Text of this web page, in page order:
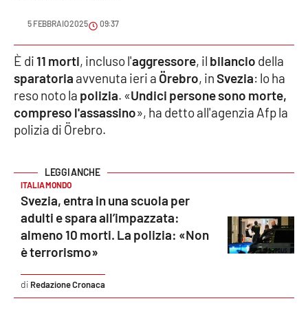
Meteo
Editoriali
VIDEO
Cronaca
Cultura
Economia e Lavoro
Politica
5 FEBBRAIO 2025 09:37
È di11 morti, incluso l'aggressore, il bilancio della
sparatoria avvenuta ieri a Örebro, inSvezia: lo ha
reso noto la polizia. «Undici persone sono morte,
compreso l'assassino», ha detto all'agenzia Afp la
polizia di Örebro.
ITALIA MONDO
Svezia, entra in una scuola per
adulti e spara all’impazzata:
almeno 10 morti. La polizia: «Non
è terrorismo»
Redazione Cronaca